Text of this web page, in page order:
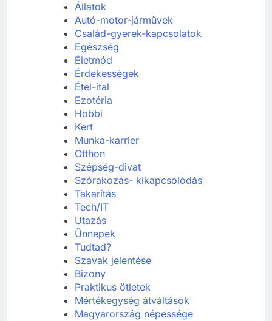
Állatok
Autó-motor-járművek
Család-gyerek-kapcsolatok
Egészség
Életmód
Érdekességek
Étel-ital
Ezotéria
Hobbi
Kert
Munka-karrier
Otthon
Szépség-divat
Szórakozás- kikapcsolódás
Takarítás
Tech/IT
Utazás
Ünnepek
Tudtad?
Szavak jelentése
Bizony
Praktikus ötletek
Mértékegység átváltások
Magyarország népessége